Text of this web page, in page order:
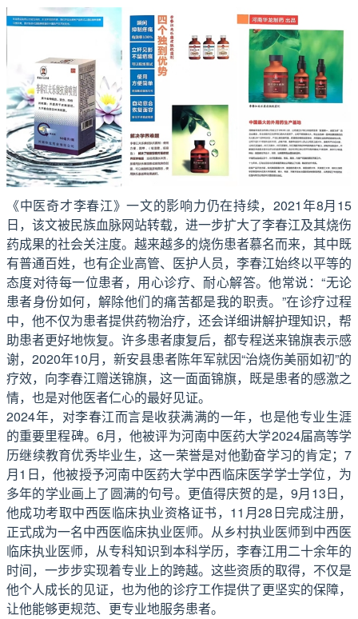
《中医奇才李春江》一文的影响力仍在持续，2021年8月15
日，该文被民族血脉网站转载，进一步扩大了李春江及其烧伤
药成果的社会关注度。越来越多的烧伤患者慕名而来，其中既
有普通百姓，也有企业高管、医护人员，李春江始终以平等的
态度对待每一位患者，用心诊疗、耐心解答。他常说：“无论
患者身份如何，解除他们的痛苦都是我的职责。”在诊疗过程
中，他不仅为患者提供药物治疗，还会详细讲解护理知识，帮
助患者更好地恢复。许多患者康复后，都专程送来锦旗表示感
谢，2020年10月，新安县患者陈年军就因“治烧伤美丽如初”的
疗效，向李春江赠送锦旗，这一面面锦旗，既是患者的感激之
情，也是对他医者仁心的最好见证。
2024年，对李春江而言是收获满满的一年，也是他专业生涯
的重要里程碑。6月，他被评为河南中医药大学2024届高等学
历继续教育优秀毕业生，这一荣誉是对他勤奋学习的肯定；7
月1日，他被授予河南中医药大学中西临床医学学士学位，为
多年的学业画上了圆满的句号。更值得庆贺的是，9月13日，
他成功考取中西医临床执业资格证书，11月28日完成注册，
正式成为一名中西医临床执业医师。从乡村执业医师到中西医
临床执业医师，从专科知识到本科学历，李春江用二十余年的
时间，一步步实现着专业上的跨越。这些资质的取得，不仅是
他个人成长的见证，也为他的诊疗工作提供了更坚实的保障，
让他能够更规范、更专业地服务患者。